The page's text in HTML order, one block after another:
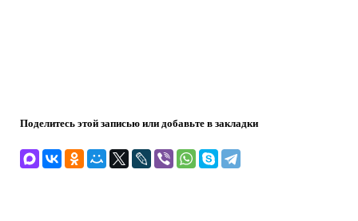
Поделитесь этой записью или добавьте в закладки